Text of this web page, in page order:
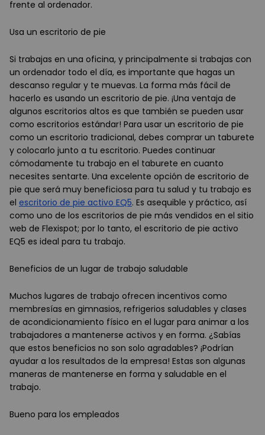
frente al ordenador.
Usa un escritorio de pie
Si trabajas en una oficina, y principalmente si trabajas con
un ordenador todo el día, es importante que hagas un
descanso regular y te muevas. La forma más fácil de
hacerlo es usando un escritorio de pie. ¡Una ventaja de
algunos escritorios altos es que también se pueden usar
como escritorios estándar! Para usar un escritorio de pie
como un escritorio tradicional, debes comprar un taburete
y colocarlo junto a tu escritorio. Puedes continuar
cómodamente tu trabajo en el taburete en cuanto
necesites sentarte. Una excelente opción de escritorio de
pie que será muy beneficiosa para tu salud y tu trabajo es
el escritorio de pie activo EQ5. Es asequible y práctico, así
como uno de los escritorios de pie más vendidos en el sitio
web de Flexispot; por lo tanto, el escritorio de pie activo
EQ5 es ideal para tu trabajo.
Beneficios de un lugar de trabajo saludable
Muchos lugares de trabajo ofrecen incentivos como
membresías en gimnasios, refrigerios saludables y clases
de acondicionamiento físico en el lugar para animar a los
trabajadores a mantenerse activos y en forma. ¿Sabías
que estos beneficios no son solo agradables? ¡Podrían
ayudar a los resultados de la empresa! Estas son algunas
maneras de mantenerse en forma y saludable en el
trabajo.
Bueno para los empleados